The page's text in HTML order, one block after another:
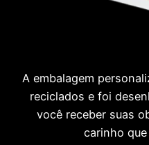
A embalagem
reciclados e foi
você receber suas
carinho